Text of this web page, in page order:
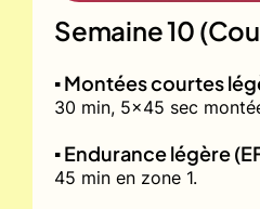
Semaine 10
▪️ Montées courtes
30 min, 5x45 sec
▪️ Endurance légère
45 min en zone 1.